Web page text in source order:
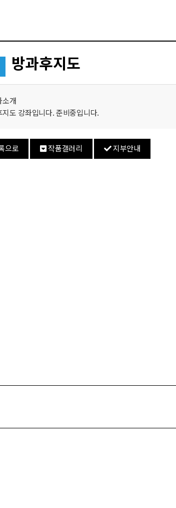
방과후지도
소개
지도 강좌입니다. 준비중입니다.
으로 작품갤러리 지부안내